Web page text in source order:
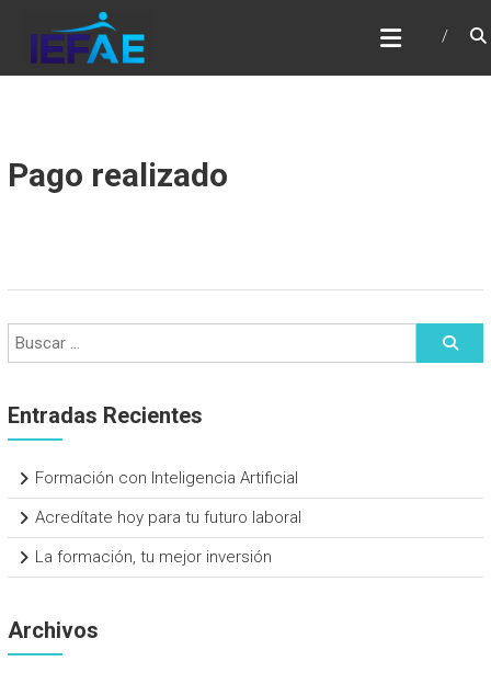
contenido
Pago realizado
Entradas Recientes
Formación con Inteligencia Artificial
Acredítate hoy para tu futuro laboral
La formación, tu mejor inversión
Archivos